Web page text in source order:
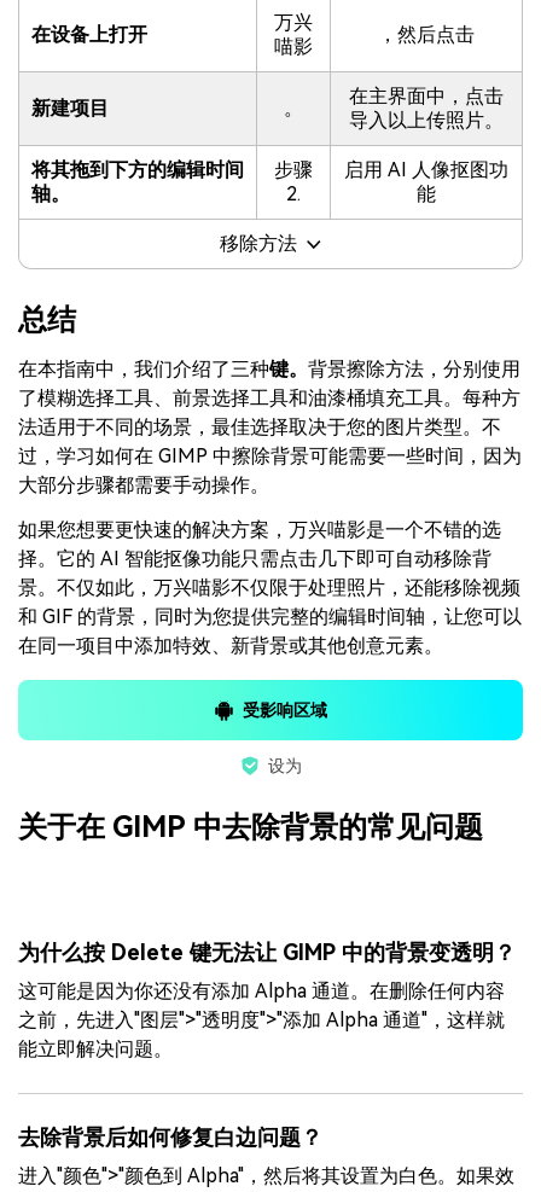
在设备上打开
万兴
喵影
，然后点击
新建项目 。
在主界面中，点击
导入以上传照片。
将其拖到下方的编辑时间
轴。
步骤
2.
启用 AI 人像抠图功
能
移除方法
总结
在本指南中，我们介绍了三种键。 背景擦除方法，分别使用
了模糊选择工具、前景选择工具和油漆桶填充工具。每种方
法适用于不同的场景，最佳选择取决于您的图片类型。不
过，学习如何在 GIMP 中擦除背景可能需要一些时间，因为
大部分步骤都需要手动操作。
如果您想要更快速的解决方案，万兴喵影是一个不错的选
择。它的 AI 智能抠像功能只需点击几下即可自动移除背
景。不仅如此，万兴喵影不仅限于处理照片，还能移除视频
和 GIF 的背景，同时为您提供完整的编辑时间轴，让您可以
在同一项目中添加特效、新背景或其他创意元素。
受影响区域
设为
关于在 GIMP 中去除背景的常见问题
为什么按 Delete 键无法让 GIMP 中的背景变透明？
这可能是因为你还没有添加 Alpha 通道。在删除任何内容
之前，先进入"图层">"透明度">"添加 Alpha 通道"，这样就
能立即解决问题。
去除背景后如何修复白边问题？
进入"颜色">"颜色到 Alpha"，然后将其设置为白色。如果效